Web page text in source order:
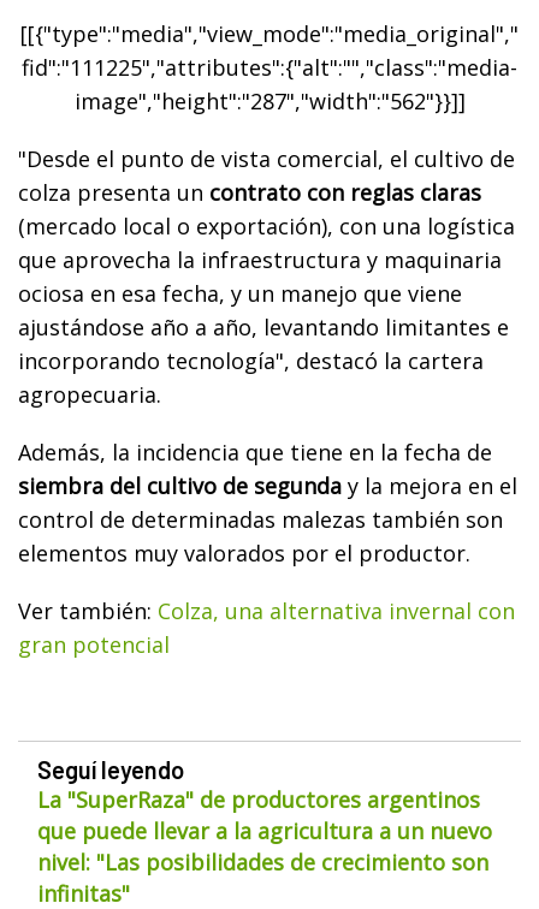
[[{"type":"media","view_mode":"media_original","
fid":"111225","attributes":{"alt":"","class":"media-
image","height":"287","width":"562"}}]]
"Desde el punto de vista comercial, el cultivo de
colza presenta un contrato con reglas claras
(mercado local o exportación), con una logística
que aprovecha la infraestructura y maquinaria
ociosa en esa fecha, y un manejo que viene
ajustándose año a año, levantando limitantes e
incorporando tecnología", destacó la cartera
agropecuaria.
Además, la incidencia que tiene en la fecha de
siembra del cultivo de segunda y la mejora en el
control de determinadas malezas también son
elementos muy valorados por el productor.
Ver también: Colza, una alternativa invernal con
gran potencial
Seguí leyendo
La "SuperRaza" de productores argentinos
que puede llevar a la agricultura a un nuevo
nivel: "Las posibilidades de crecimiento son
infinitas"